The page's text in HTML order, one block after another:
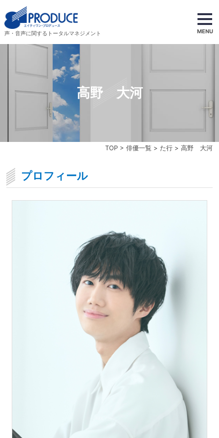
声・音声に関するトータルマネジメント MENU
TOP> 俳優一覧 > た行> 高野 大河
高野 大河
プロフィール